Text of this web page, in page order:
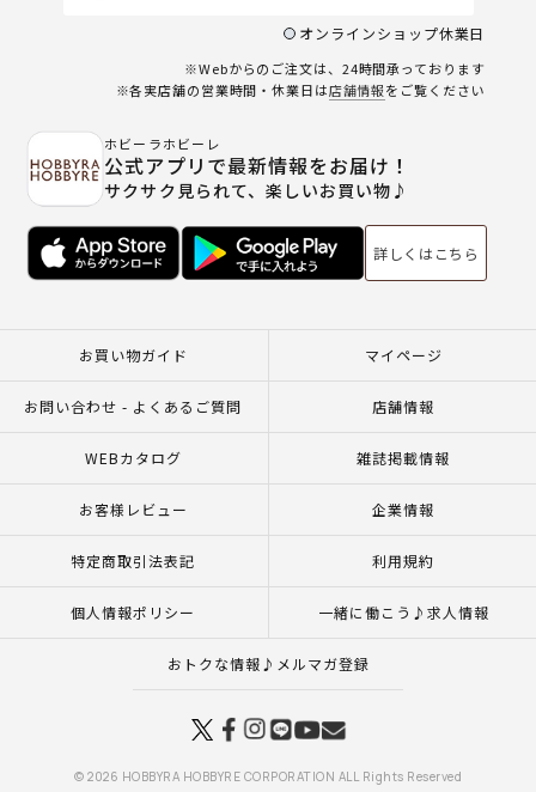
オンラインショップ休業日
※Webからのご注文は、24時間承っております
※各実店舗の営業時間・休業日は店舗情報をご覧ください
ホビーラホビーレ
公式アプリで最新情報をお届け！
サクサク見られて、楽しいお買い物♪
詳しくはこちら
お買い物ガイド マイページ
お問い合わせ - よくあるご質問 店舗情報
WEBカタログ 雑誌掲載情報
お客様レビュー 企業情報
特定商取引法表記 利用規約
個人情報ポリシー 一緒に働こう♪求人情報
おトクな情報♪メルマガ登録
© 2026 HOBBYRA HOBBYRE CORPORATION ALL Rights Reserved